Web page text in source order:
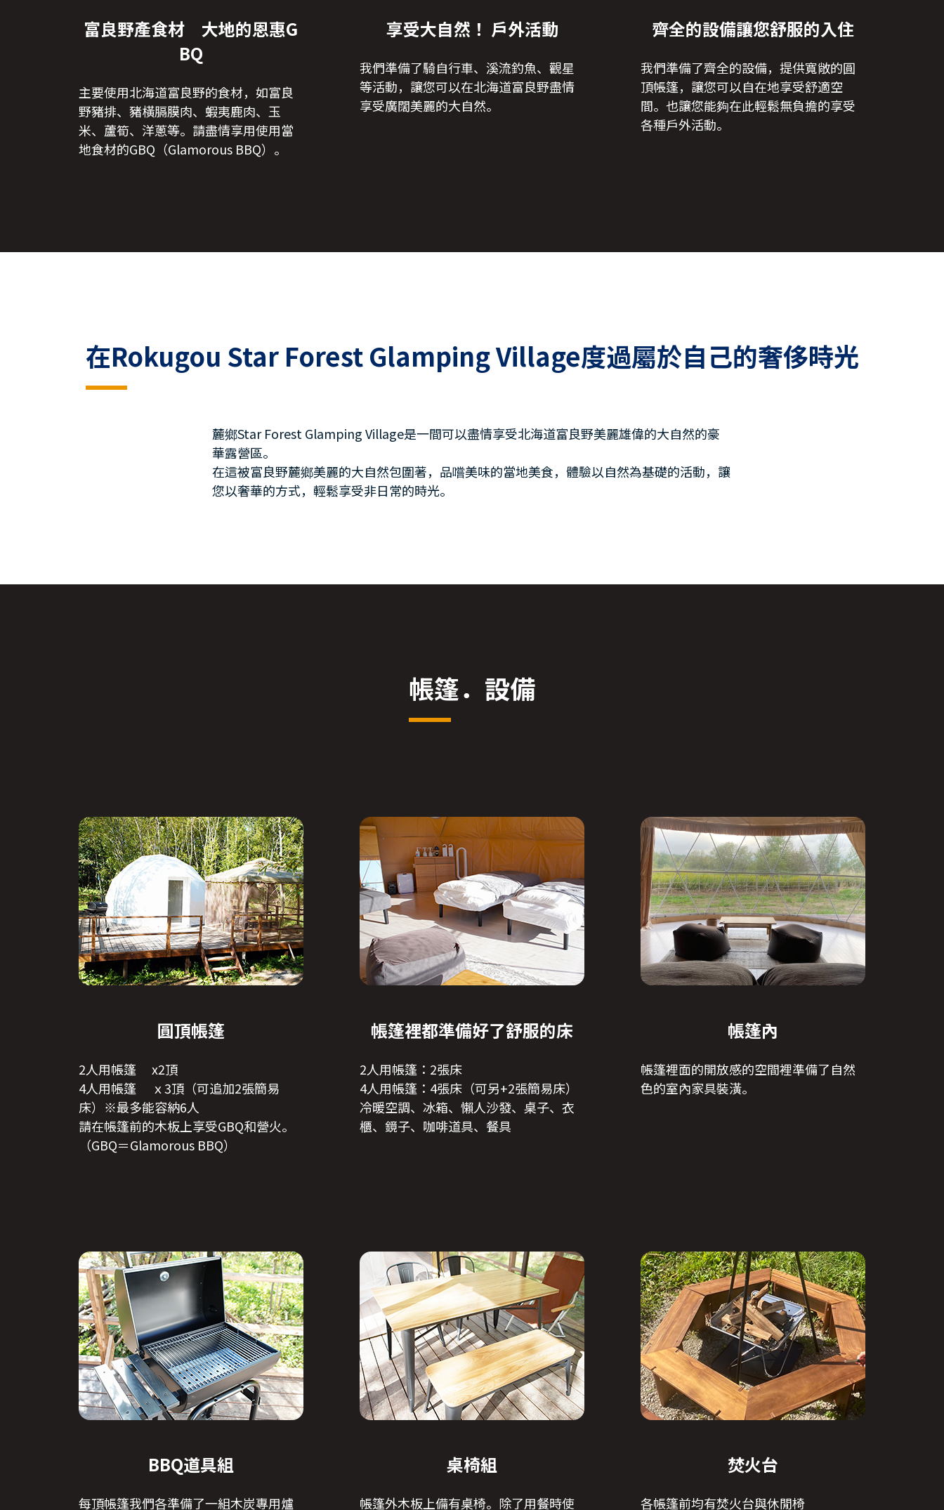
富良野產食材 大地的恩惠G
BQ
主要使用北海道富良野的食材，如富良
野豬排、豬橫膈膜肉、蝦夷鹿肉、玉
米、蘆筍、洋蔥等。請盡情享用使用當
地食材的GBQ（Glamorous BBQ）。
享受大自然！ 戶外活動
我們準備了騎自行車、溪流釣魚、觀星
等活動，讓您可以在北海道富良野盡情
享受廣闊美麗的大自然。
齊全的設備讓您舒服的入住
我們準備了齊全的設備，提供寬敞的圓
頂帳篷，讓您可以自在地享受舒適空
間。也讓您能夠在此輕鬆無負擔的享受
各種戶外活動。
在Rokugou Star Forest Glamping Village度過屬於自己的奢侈時光
麓鄉Star Forest Glamping Village是一間可以盡情享受北海道富良野美麗雄偉的大自然的豪
華露營區。
在這被富良野麓鄉美麗的大自然包圍著，品嚐美味的當地美食，體驗以自然為基礎的活動，讓
您以奢華的方式，輕鬆享受非日常的時光。
帳篷．設備
圓頂帳篷
2人用帳篷 x2頂
4人用帳篷 ｘ3頂（可追加2張簡易
床）※最多能容納6人
請在帳篷前的木板上享受GBQ和營火。
（GBQ＝Glamorous BBQ）
帳篷裡都準備好了舒服的床
2人用帳篷：2張床
4人用帳篷：4張床（可另+2張簡易床）
冷暖空調、冰箱、懶人沙發、桌子、衣
櫃、鏡子、咖啡道具、餐具
帳篷內
帳篷裡面的開放感的空間裡準備了自然
色的室內家具裝潢。
BBQ道具組
每頂帳篷我們各準備了一組木炭專用爐
桌椅組
帳篷外木板上備有桌椅。除了用餐時使
焚火台
各帳篷前均有焚火台與休閒椅